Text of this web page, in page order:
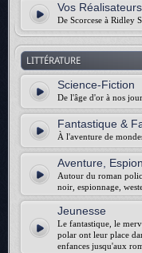
Vos
De Scorcese à Ridley
LITTÉRATURE
Science-Fiction
De l'âge d'or à nos
Fantastique &
À l'aventure de
Aventure,
Autour du roman
noir, espionnage,
Jeunesse
Le fantastique, le
polar ont leur place
enfances jusqu'aux